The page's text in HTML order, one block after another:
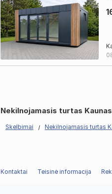
Nekilnojamasis turtas Kaunas
Skelbimai Nekilnojamasis turtas
Kontaktai Teisinė informacija